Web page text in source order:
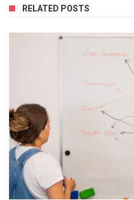
RELATED POSTS